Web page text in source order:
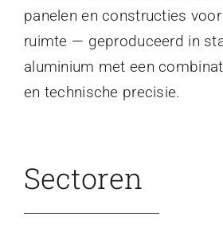
panelen en constructies
ruimte — geproduceerd in
aluminium met een
en technische precisie.
Sectoren